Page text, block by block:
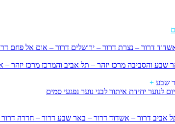
דרור – נצרת דרור – ירושלים דרור – אום אל פחם
שבע והסביבה מרכז יזהר – תל אביב והמרכז מרכז יזהר –
שבע +
לנוער יחידת איתור לבני נוער נפגעי סמים
אביב דרור – אשדוד דרור – באר שבע דרור – חדרה